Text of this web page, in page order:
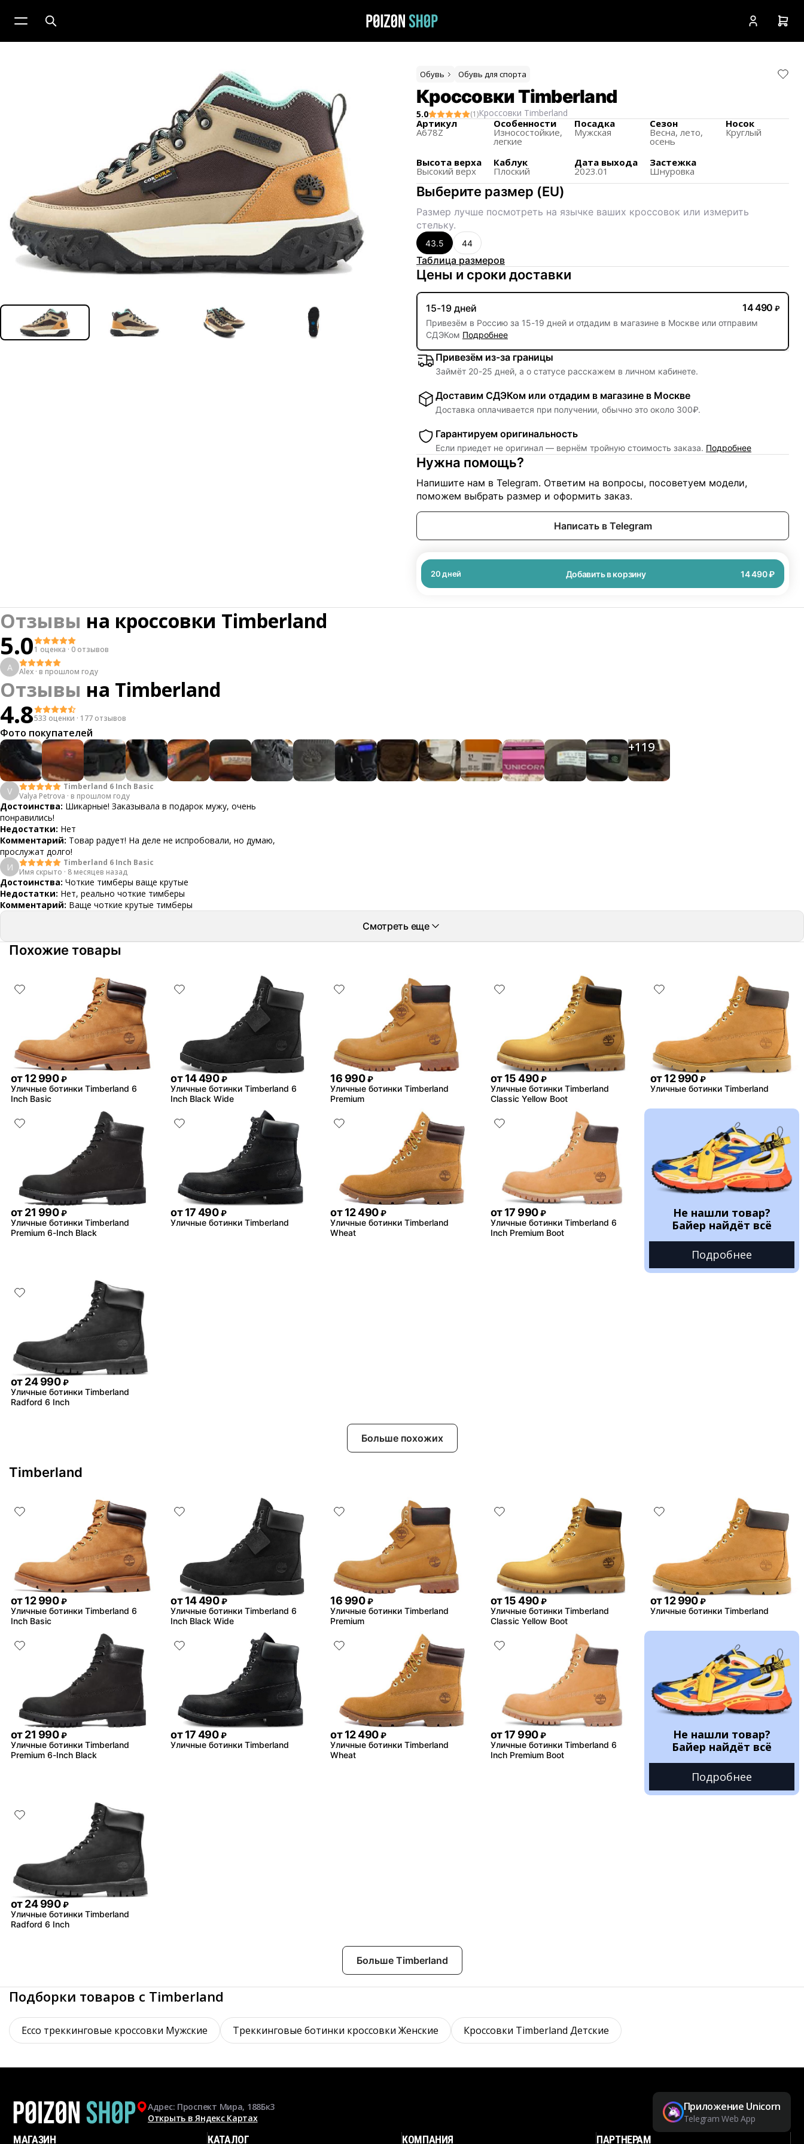
Обувь Обувь для спорта
Кроссовки Timberland
5.0 (1)Кроссовки Timberland
Артикул
A678Z
Особенности
Износостойкие,
легкие
Посадка
Мужская
Сезон
Весна, лето,
осень
Носок
Круглый
Высота верха
Высокий верх
Каблук
Плоский
Дата выхода
2023.01
Застежка
Шнуровка
Выберите размер (EU)
Размер лучше посмотреть на язычке ваших кроссовок или измерить
стельку.
43.5 44
Таблица размеров
Цены и сроки доставки
15-19 дней 14 490 ₽
Привезём в Россию за 15-19 дней и отдадим в магазине в Москве или отправим
СДЭКом Подробнее
Привезём из-за границы
Займёт 20-25 дней, а о статусе расскажем в личном кабинете.
Доставим СДЭКом или отдадим в магазине в Москве
Доставка оплачивается при получении, обычно это около 300₽.
Гарантируем оригинальность
Если приедет не оригинал — вернём тройную стоимость заказа. Подробнее
Нужна помощь?
Напишите нам в Telegram. Ответим на вопросы, посоветуем модели,
поможем выбрать размер и оформить заказ.
Написать в Telegram
20дней Добавить в корзину 14 490 ₽
Отзывы на кроссовки Timberland
5.01 оценка · 0 отзывов
A Alex · в прошлом году
Отзывы на Timberland
4.8533 оценки · 177 отзывов
Фото покупателей
+119
V
Timberland 6 Inch Basic
Valya Petrova · в прошлом году
Достоинства: Шикарные! Заказывала в подарок мужу, очень
понравились!
Недостатки: Нет
Комментарий: Товар радует! На деле не испробовали, но думаю,
прослужат долго!
И
Timberland 6 Inch Basic
Имя скрыто · 8 месяцев назад
Достоинства: Чоткие тимберы ваще крутые
Недостатки: Нет, реально чоткие тимберы
Комментарий: Ваще чоткие крутые тимберы
Смотреть еще
Похожие товары
от12 990 ₽
Уличные ботинки Timberland 6
Inch Basic
от 14 490 ₽
Уличные ботинки Timberland 6
Inch Black Wide
16 990 ₽
Уличные ботинки Timberland
Premium
от 15 490 ₽
Уличные ботинки Timberland
Classic Yellow Boot
от 12 990 ₽
Уличные ботинки Timberland
от21 990 ₽
Уличные ботинки Timberland
Premium 6-Inch Black
от 17 490 ₽
Уличные ботинки Timberland
от 12 490 ₽
Уличные ботинки Timberland
Wheat
от 17 990 ₽
Уличные ботинки Timberland 6
Inch Premium Boot
Не нашли товар?
Байер найдёт всё
Подробнее
от24 990 ₽
Уличные ботинки Timberland
Radford 6 Inch
Больше похожих
Timberland
от12 990 ₽
Уличные ботинки Timberland 6
Inch Basic
от 14 490 ₽
Уличные ботинки Timberland 6
Inch Black Wide
16 990 ₽
Уличные ботинки Timberland
Premium
от 15 490 ₽
Уличные ботинки Timberland
Classic Yellow Boot
от 12 990 ₽
Уличные ботинки Timberland
от21 990 ₽
Уличные ботинки Timberland
Premium 6-Inch Black
от 17 490 ₽
Уличные ботинки Timberland
от 12 490 ₽
Уличные ботинки Timberland
Wheat
от 17 990 ₽
Уличные ботинки Timberland 6
Inch Premium Boot
Не нашли товар?
Байер найдёт всё
Подробнее
от24 990 ₽
Уличные ботинки Timberland
Radford 6 Inch
Больше Timberland
Подборки товаров с Timberland
Ecco треккинговые кроссовки Мужские Треккинговые ботинки кроссовки Женские Кроссовки Timberland Детские
Адрес: Проспект Мира, 188Бк3
Открыть в Яндекс Картах
Приложение Unicorn
Telegram Web App
МАГАЗИН КАТАЛОГ КОМПАНИЯ ПАРТНЕРАМ